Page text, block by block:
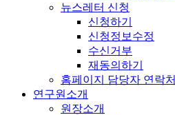
뉴스레터 신청
신청하기
신청정보수정
수신거부
재동의하기
홈페이지 담당자 연락처
연구원소개
원장소개